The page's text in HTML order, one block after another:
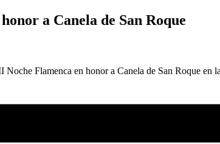
a Canela de San Roque
Flamenca en honor a Canela de San Roque